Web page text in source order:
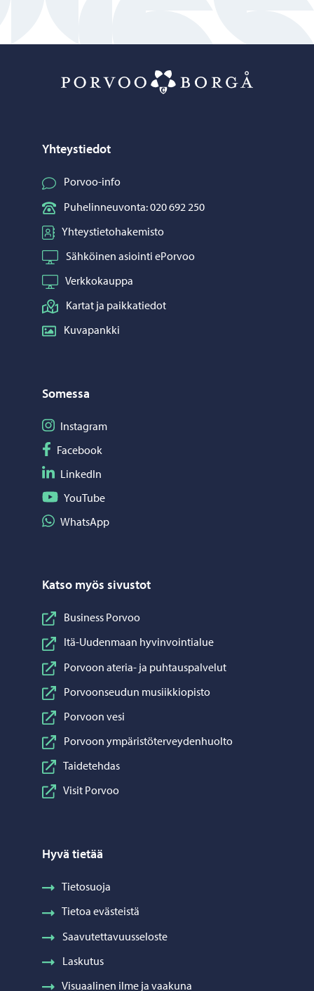
Yhteystiedot
Porvoo-info
Puhelinneuvonta: 020 692 250
Yhteystietohakemisto
Sähköinen asiointi ePorvoo
Verkkokauppa
Kartat ja paikkatiedot
Kuvapankki
Somessa
Seuraa Instagram
Instagram
Seuraa Facebook
Facebook
Seuraa LinkedIn
LinkedIn
Seuraa YouTube
YouTube
Jaa WhatsApp
WhatsApp
Katso myös sivustot
Business Porvoo
Itä-Uudenmaan hyvinvointialue
Porvoon ateria- ja puhtauspalvelut
Porvoonseudun musiikkiopisto
Porvoon vesi
Porvoon ympäristöterveydenhuolto
Taidetehdas
Visit Porvoo
Hyvä tietää
Tietosuoja
Tietoa evästeistä
Saavutettavuusseloste
Laskutus
Visuaalinen ilme ja vaakuna